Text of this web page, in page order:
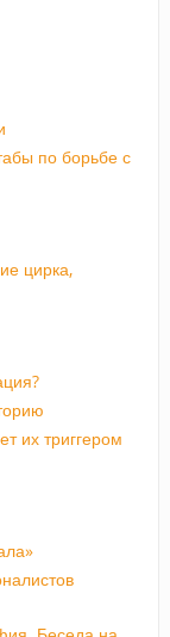
по борьбе с
цирка,
их триггером